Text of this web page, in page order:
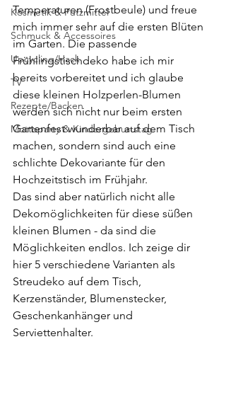
Kosmetik & Putzmittel
Schmuck & Accessoires
Upcycling/Hack
TV
Rezepte/Backen
Mottoparty & Kindergeburtstag
Temperaturen (Frostbeule) und freue
mich immer sehr auf die ersten Blüten
im Garten. Die passende
Frühlingstischdeko habe ich mir
bereits vorbereitet und ich glaube
diese kleinen Holzperlen-Blumen
werden sich nicht nur beim ersten
Gartenfest wunderbar auf dem Tisch
machen, sondern sind auch eine
schlichte Dekovariante für den
Hochzeitstisch im Frühjahr.
Das sind aber natürlich nicht alle
Dekomöglichkeiten für diese süßen
kleinen Blumen - da sind die
Möglichkeiten endlos. Ich zeige dir
hier 5 verschiedene Varianten als
Streudeko auf dem Tisch,
Kerzenständer, Blumenstecker,
Geschenkanhänger und
Serviettenhalter.